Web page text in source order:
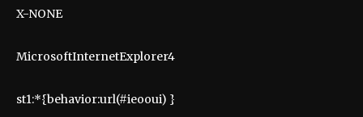
X-NONE
MicrosoftInternetExplorer4
st1:*{behavior:url(#ieooui) }